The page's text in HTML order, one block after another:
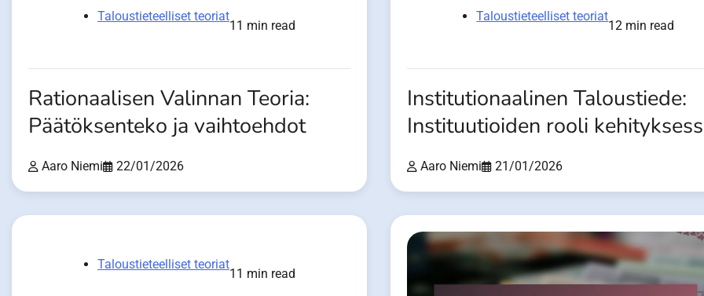
Taloustieteelliset teoriat
11 min read
Rationaalisen Valinnan Teoria:
Päätöksenteko ja vaihtoehdot
Aaro Niemi 22/01/2026
Taloustieteelliset teoriat
12 min read
Institutionaalinen Taloustiede:
Instituutioiden rooli
Aaro Niemi 21/01/2026
Taloustieteelliset teoriat
11 min read